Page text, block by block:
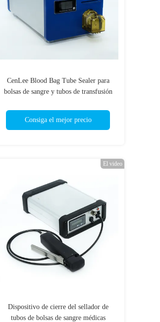
CenLee Blood Bag Tube Sealer para
bolsas de sangre y tubos de transfusión
Consiga el mejor precio
El video
Dispositivo de cierre del sellador de
tubos de bolsas de sangre médicas